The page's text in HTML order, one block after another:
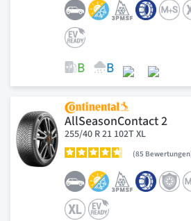
AllSeasonContact 2
255/40 R 21 102T XL
85 Bewertungen